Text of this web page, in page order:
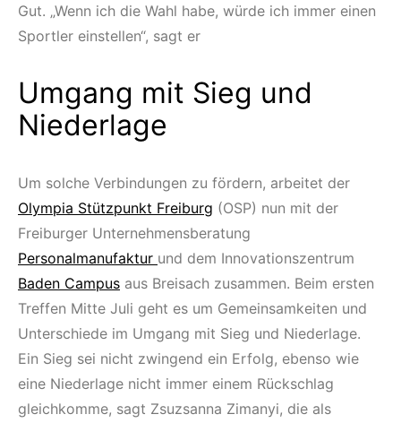
Gut. „Wenn ich die Wahl habe, würde ich immer einen
Sportler einstellen“, sagt er
Umgang mit Sieg und
Niederlage
Um solche Verbindungen zu fördern, arbeitet der
Olympia Stützpunkt Freiburg (OSP) nun mit der
Freiburger Unternehmensberatung
Personalmanufaktur und dem Innovationszentrum
Baden Campus aus Breisach zusammen. Beim ersten
Treffen Mitte Juli geht es um Gemeinsamkeiten und
Unterschiede im Umgang mit Sieg und Niederlage.
Ein Sieg sei nicht zwingend ein Erfolg, ebenso wie
eine Niederlage nicht immer einem Rückschlag
gleichkomme, sagt Zsuzsanna Zimanyi, die als